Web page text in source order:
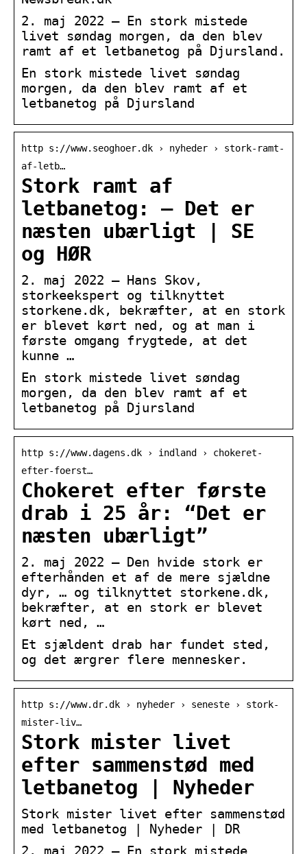
2. maj 2022 — En stork mistede
livet søndag morgen, da den blev
ramt af et letbanetog på Djursland.
En stork mistede livet søndag
morgen, da den blev ramt af et
letbanetog på Djursland
http s://www.seoghoer.dk › nyheder › stork-ramt-
af-letb…
Stork ramt af
letbanetog: – Det er
næsten ubærligt | SE
og HØR
2. maj 2022 — Hans Skov,
storkeekspert og tilknyttet
storkene.dk, bekræfter, at en stork
er blevet kørt ned, og at man i
første omgang frygtede, at det
kunne …
En stork mistede livet søndag
morgen, da den blev ramt af et
letbanetog på Djursland
http s://www.dagens.dk › indland › chokeret-
efter-foerst…
Chokeret efter første
drab i 25 år: “Det er
næsten ubærligt”
2. maj 2022 — Den hvide stork er
efterhånden et af de mere sjældne
dyr, … og tilknyttet storkene.dk,
bekræfter, at en stork er blevet
kørt ned, …
Et sjældent drab har fundet sted,
og det ærgrer flere mennesker.
http s://www.dr.dk › nyheder › seneste › stork-
mister-liv…
Stork mister livet
efter sammenstød med
letbanetog | Nyheder
Stork mister livet efter sammenstød
med letbanetog | Nyheder | DR
2. maj 2022 — En stork mistede